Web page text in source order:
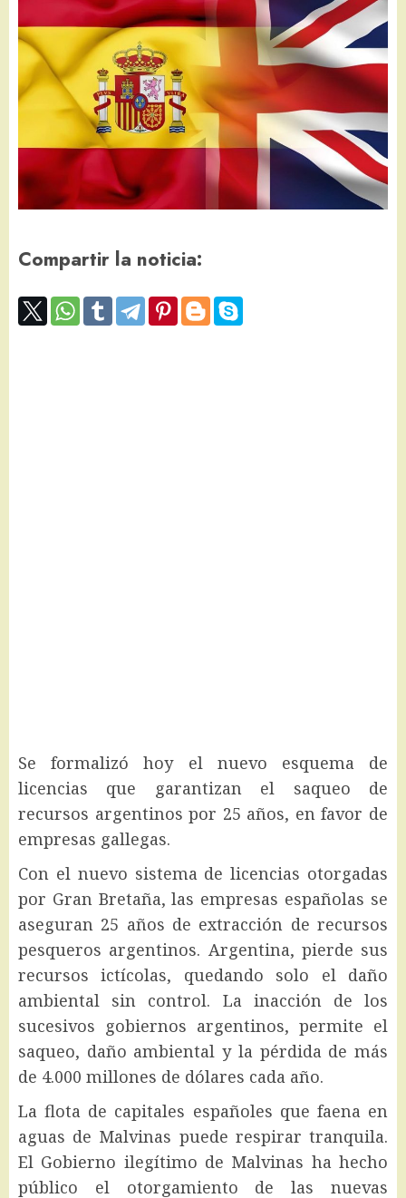
Compartir la noticia:
Se formalizó hoy el nuevo esquema de
licencias que garantizan el saqueo de
recursos argentinos por 25 años, en favor de
empresas gallegas.
Con el nuevo sistema de licencias otorgadas
por Gran Bretaña, las empresas españolas se
aseguran 25 años de extracción de recursos
pesqueros argentinos. Argentina, pierde sus
recursos ictícolas, quedando solo el daño
ambiental sin control. La inacción de los
sucesivos gobiernos argentinos, permite el
saqueo, daño ambiental y la pérdida de más
de 4.000 millones de dólares cada año.
La flota de capitales españoles que faena en
aguas de Malvinas puede respirar tranquila.
El Gobierno ilegítimo de Malvinas ha hecho
público el otorgamiento de las nuevas